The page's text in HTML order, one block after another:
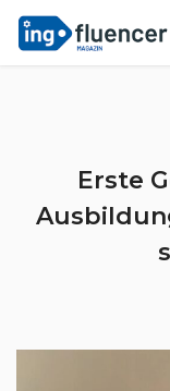
Erste